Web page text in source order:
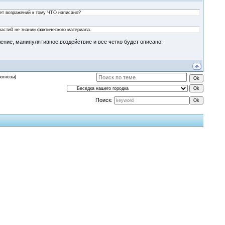
возражений к тому ЧТО написано?
не знании фактического материала.
манипулятивное воздействие и все четко будет описано.
Поиск: